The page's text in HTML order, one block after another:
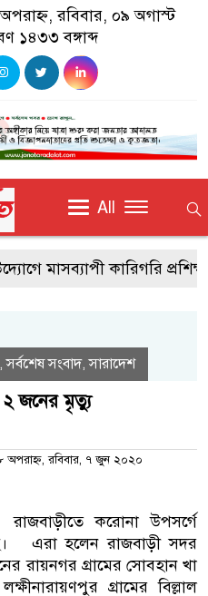
রবিবার, ০৯ অগাস্ট
১৪৩৩ বঙ্গাব্দ
All
মাসব্যাপী কারিগরি প্রশিক্ষণ
,সর্বশেষ সংবাদ,সারাদেশ
২ জনের মৃত্যু
রবিবার, ৭ জুন ২০২০
রাজবাড়ীতে করোনা উপসর্গে
এরা হলেন রাজবাড়ী সদর
রায়নগর গ্রামের সোবহান খা
গ্রামের বিল্লাল